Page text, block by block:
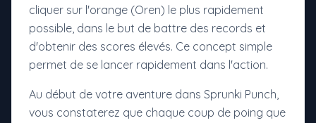
cliquer sur l'orange (Oren) le plus rapidement
possible, dans le but de battre des records et
d'obtenir des scores élevés. Ce concept simple
permet de se lancer rapidement dans l'action.
Au début de votre aventure dans Sprunki Punch,
vous constaterez que chaque coup de poing que